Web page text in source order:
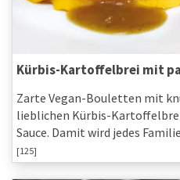
Kürbis-Kartoffelbrei mit
Zarte Vegan-Bouletten mit
lieblichen Kürbis-
Sauce. Damit wird jedes
[125]